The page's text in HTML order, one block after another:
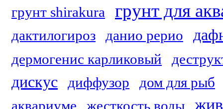
грунт shirakura грунт для
дактилогироз данио рерио
дермогенис карликовый
дискус диффузор
дом для рыб
аквариуме
жесткость воды